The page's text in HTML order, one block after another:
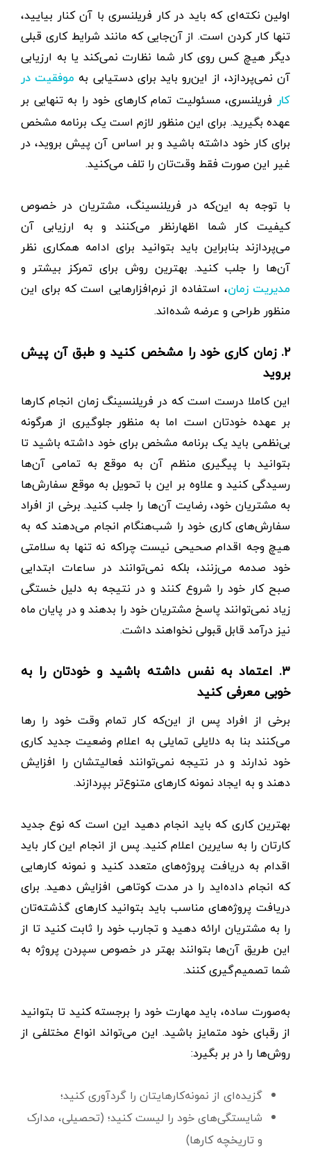
اولین نکته‌ای که باید در کار فریلنسری با آن کنار بیایید،
تنها کار کردن است. از آن‌جایی که مانند شرایط کاری قبلی
دیگر هیچ کس روی کار شما نظارت نمی‌کند یا به ارزیابی
آن نمی‌پردازد، از این‌رو باید برای دستیابی به موفقیت در
کار فریلنسری، مسئولیت تمام کارهای خود را به تنهایی بر
عهده بگیرید. برای این منظور لازم است یک برنامه مشخص
برای کار خود داشته باشید و بر اساس آن پیش بروید، در
غیر این صورت فقط وقت‌تان را تلف می‌کنید.
با توجه به این‌که در فریلنسینگ، مشتریان در خصوص
کیفیت کار شما اظهارنظر می‌کنند و به ارزیابی آن
می‌پردازند بنابراین باید بتوانید برای ادامه همکاری نظر
آن‌ها را جلب کنید. بهترین روش برای تمرکز بیشتر و
مدیریت زمان، استفاده از نرم‌افزارهایی است که برای این
منظور طراحی و عرضه شده‌اند.
۲. زمان کاری خود را مشخص کنید و طبق آن پیش
بروید
این کاملا درست است که در فریلنسینگ زمان انجام کارها
بر عهده خودتان است اما به منظور جلوگیری از هرگونه
بی‌نظمی باید یک برنامه مشخص برای خود داشته باشید تا
بتوانید با پیگیری منظم آن به موقع به تمامی آن‌ها
رسیدگی کنید و علاوه بر این با تحویل به موقع سفارش‌ها
به مشتریان خود، رضایت آن‌ها را جلب کنید. برخی از افراد
سفارش‌های کاری خود را شب‌هنگام انجام می‌دهند که به
هیچ وجه اقدام صحیحی نیست چراکه نه تنها به سلامتی
خود صدمه می‌زنند، بلکه نمی‌توانند در ساعات ابتدایی
صبح کار خود را شروع کنند و در نتیجه به دلیل خستگی
زیاد نمی‌توانند پاسخ مشتریان خود را بدهند و در پایان ماه
نیز درآمد قابل قبولی نخواهند داشت.
۳. اعتماد به نفس داشته باشید و خودتان را به
خوبی معرفی کنید
برخی از افراد پس از این‌که کار تمام وقت خود را رها
می‌کنند بنا به دلایلی تمایلی به اعلام وضعیت جدید کاری
خود ندارند و در نتیجه نمی‌توانند فعالیتشان را افزایش
دهند و به ایجاد نمونه کارهای متنوع‌تر بپردازند.
بهترین کاری که باید انجام دهید این است که نوع جدید
کارتان را به سایرین اعلام کنید. پس از انجام این کار باید
اقدام به دریافت پروژه‌های متعدد کنید و نمونه کارهایی
که انجام داده‌اید را در مدت کوتاهی افزایش دهید. برای
دریافت پروژه‌های مناسب باید بتوانید کارهای گذشته‌تان
را به مشتریان ارائه دهید و تجارب خود را ثابت کنید تا از
این طریق آن‌ها بتوانند بهتر در خصوص سپردن پروژه به
شما تصمیم‌گیری کنند.
به‌صورت ساده، باید مهارت خود را برجسته کنید تا بتوانید
از رقبای خود متمایز باشید. این می‌تواند انواع مختلفی از
روش‌ها را در بر بگیرد:
گزیده‌ای از نمونه‌کارهایتان را گردآوری کنید؛
شایستگی‌های خود را لیست کنید؛ (تحصیلی، مدارک
و تاریخچه کارها)